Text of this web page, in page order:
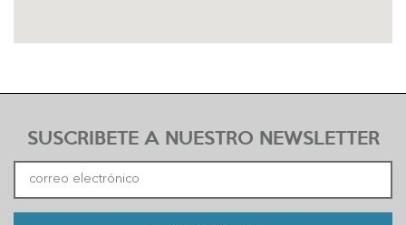
SUSCRIBETE A NUESTRO NEWSLETTER